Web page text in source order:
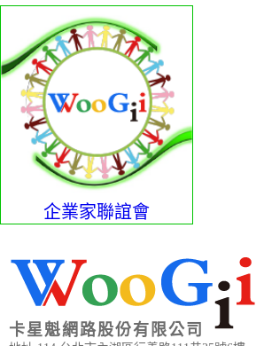
企業家聯誼會
卡星魁網路股份有限公司